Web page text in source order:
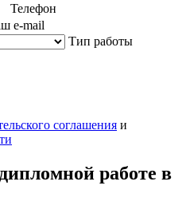
Телефон
e-mail
Тип работы
соглашения и
работе в